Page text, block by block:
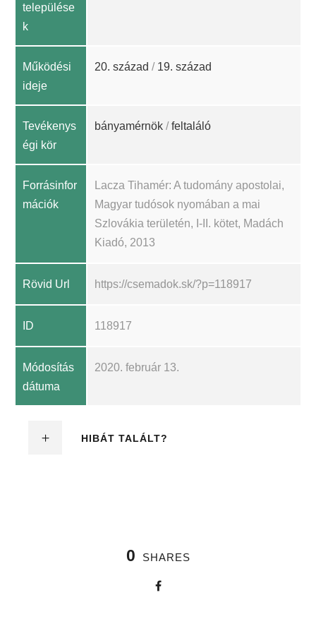
települése
k
Működési
ideje
20. század / 19. század
Tevékenys
égi kör
bányamérnök /feltaláló
Forrásinfor
mációk
Lacza Tihamér: A tudomány apostolai,
Magyar tudósok nyomában a mai
Szlovákia területén, I-II. kötet, Madách
Kiadó, 2013
Rövid Url https://csemadok.sk/?p=118917
ID 118917
Módosítás
dátuma
2020. február 13.
HIBÁT TALÁLT?
0 SHARES